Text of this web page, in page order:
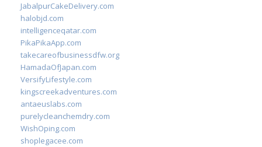
JabalpurCakeDelivery.com
halobjd.com
intelligenceqatar.com
PikaPikaApp.com
takecareofbusinessdfw.org
HamadaOfJapan.com
VersifyLifestyle.com
kingscreekadventures.com
antaeuslabs.com
purelycleanchemdry.com
WishOping.com
shoplegacee.com